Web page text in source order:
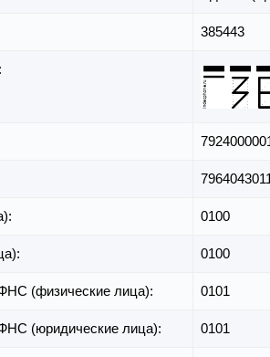
385443
0100
0100
(физические лица): 0101
(юридические лица): 0101